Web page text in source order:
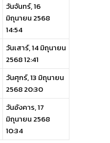
วันจันทร์, 16
มิถุนายน 2568
14:54
วันเสาร์, 14 มิถุนายน
2568 12:41
วันศุกร์, 13 มิถุนายน
2568 20:30
วันอังคาร, 17
มิถุนายน 2568
10:34